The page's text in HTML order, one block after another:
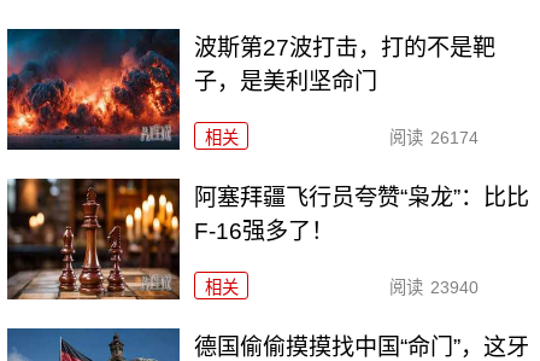
波斯第27波打击，打的不是靶
子，是美利坚命门
相关 阅读 26174
阿塞拜疆飞行员夸赞“枭龙”：比比
F-16强多了！
相关 阅读 23940
德国偷偷摸摸找中国“命门”，这牙